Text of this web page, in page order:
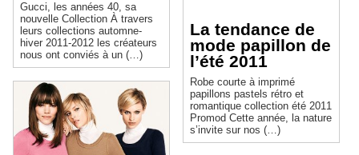
Gucci, les années 40, sa
nouvelle Collection À travers
leurs collections automne-
hiver 2011-2012 les créateurs
nous ont conviés à un (…)
La tendance de
mode papillon de
l’été 2011
Robe courte à imprimé
papillons pastels rétro et
romantique collection été 2011
Promod Cette année, la nature
s’invite sur nos (…)